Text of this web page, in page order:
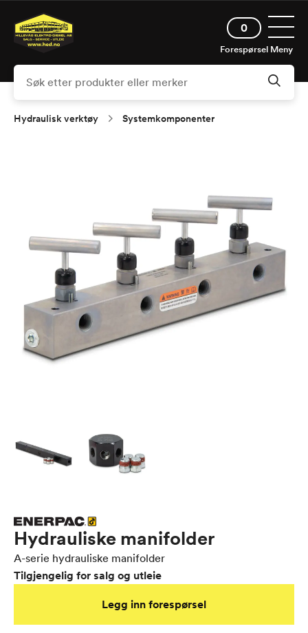
hovedinnhold
0
Forespørsel Meny
Hydraulisk verktøy Systemkomponenter
Hydrauliske manifolder
A-serie hydrauliske manifolder
Tilgjengelig for salg og utleie
Legg inn forespørsel